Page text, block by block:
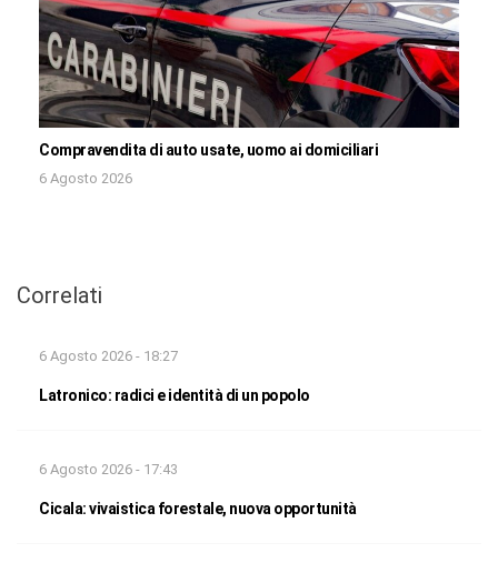
Compravendita di auto usate, uomo ai domiciliari
6 Agosto 2026
Correlati
6 Agosto 2026 - 18:27
Latronico: radici e identità di un popolo
6 Agosto 2026 - 17:43
Cicala: vivaistica forestale, nuova opportunità